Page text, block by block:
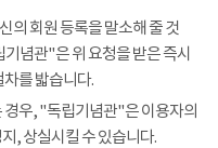
의 회원 등록을 말소해 줄 것
념관"은 위 요청을 받은 즉시
차를 밟습니다.
경우, "독립기념관"은 이용자의
, 상실시킬 수 있습니다.